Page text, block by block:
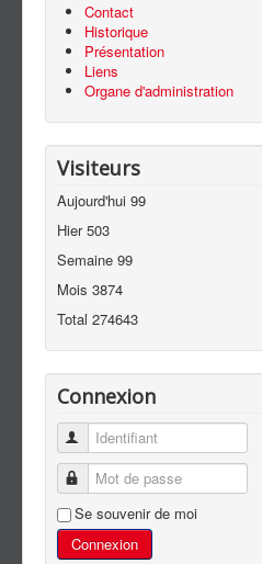
Contact
Historique
Présentation
Liens
Organe d'administration
Visiteurs
Aujourd'hui 99
Hier503
Semaine 99
Mois 3874
Total 274643
Connexion
Identifiant
Mot de passe
Se souvenir de moi
Connexion